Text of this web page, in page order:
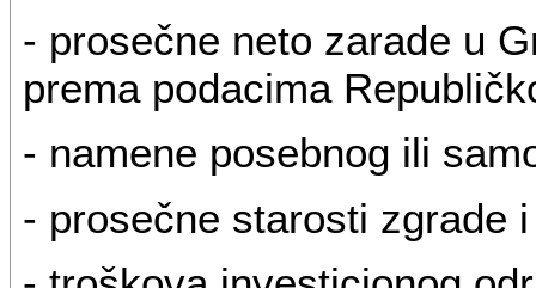
- prosečne neto zarade u
prema podacima
- namene posebnog ili
- prosečne starosti zgrade i